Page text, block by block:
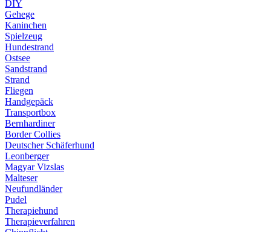
DIY
Gehege
Kaninchen
Spielzeug
Hundestrand
Ostsee
Sandstrand
Strand
Fliegen
Handgepäck
Transportbox
Bernhardiner
Border Collies
Deutscher Schäferhund
Leonberger
Magyar Vizslas
Malteser
Neufundländer
Pudel
Therapiehund
Therapieverfahren